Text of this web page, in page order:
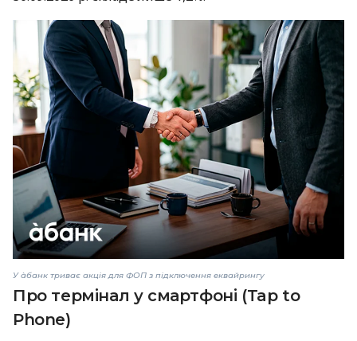
У àбанк триває акція для ФОП з підключення еквайрингу
Про термінал у смартфоні (Tap to
Phone)